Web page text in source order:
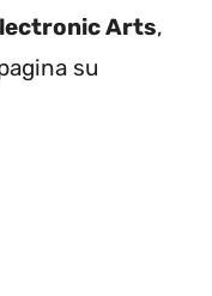
Arts,
su